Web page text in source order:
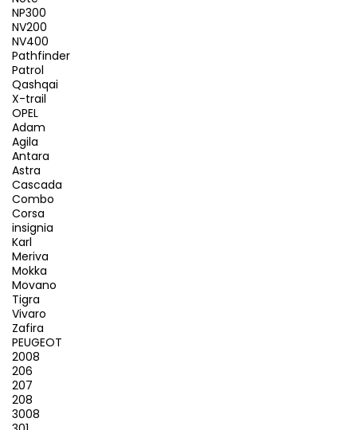
NP300
NV200
NV400
Pathfinder
Patrol
Qashqai
X-trail
OPEL
Adam
Agila
Antara
Astra
Cascada
Combo
Corsa
insignia
Karl
Meriva
Mokka
Movano
Tigra
Vivaro
Zafira
PEUGEOT
2008
206
207
208
3008